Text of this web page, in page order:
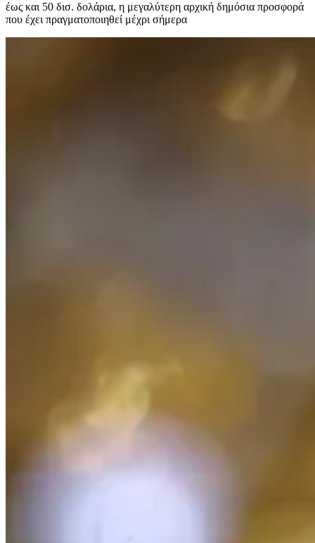
έως και 50 δισ. δολάρια, η μεγαλύτερη αρχική δημόσια προσφορά
που έχει πραγματοποιηθεί μέχρι σήμερα